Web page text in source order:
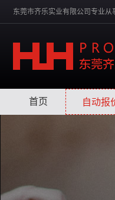
东莞市齐乐实业有限公司专业从
首页 自动报